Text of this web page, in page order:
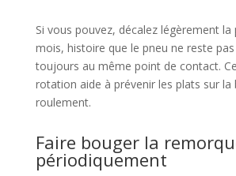
Si vous pouvez, décalez légèrement
mois, histoire que le pneu ne reste
toujours au même point de contact.
rotation aide à prévenir les plats sur la
roulement.
Faire bouger la
périodiquement